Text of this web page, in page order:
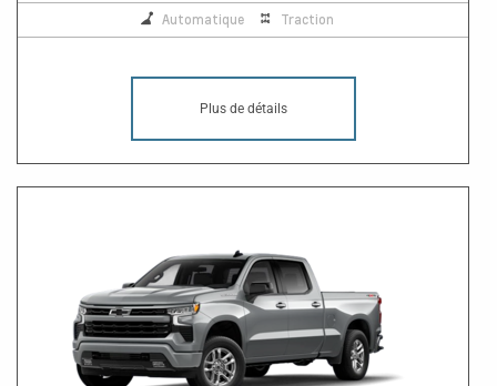
Automatique Traction
Plus de détails